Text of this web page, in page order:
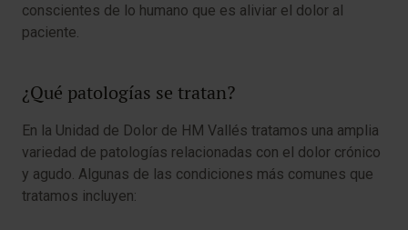
conscientes de lo humano que es aliviar el dolor al
paciente.
¿Qué patologías se tratan?
En la Unidad de Dolor de HM Vallés tratamos una amplia
variedad de patologías relacionadas con el dolor crónico
y agudo. Algunas de las condiciones más comunes que
tratamos incluyen: